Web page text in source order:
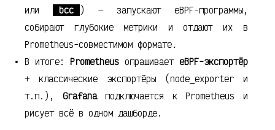
или
bcc
) — запускают eBPF-программы,
собирают глубокие метрики и отдают их в
Prometheus-совместимом формате.
В итоге: Prometheusопрашивает eBPF-экспортёр
+ классические экспортёры (node_exporter и
т.п.), Grafanaподключается к Prometheus и
рисует всё в одном дашборде.